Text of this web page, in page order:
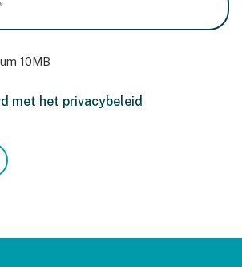
10MB
met het privacybeleid